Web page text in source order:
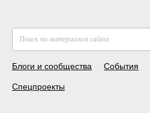
Блоги и сообщества События
Спецпроекты